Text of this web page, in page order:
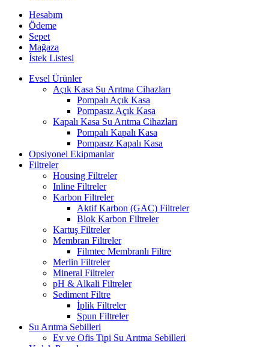
Hesabım
Ödeme
Sepet
Mağaza
İstek Listesi
Evsel Ürünler
Açık Kasa Su Arıtma Cihazları
Pompalı Açık Kasa
Pompasız Açık Kasa
Kapalı Kasa Su Arıtma Cihazları
Pompalı Kapalı Kasa
Pompasız Kapalı Kasa
Opsiyonel Ekipmanlar
Filtreler
Housing Filtreler
Inline Filtreler
Karbon Filtreler
Aktif Karbon (GAC) Filtreler
Blok Karbon Filtreler
Kartuş Filtreler
Membran Filtreler
Filmtec Membranlı Filtre
Merlin Filtreler
Mineral Filtreler
pH & Alkali Filtreler
Sediment Filtre
İplik Filtreler
Spun Filtreler
Su Arıtma Sebilleri
Ev ve Ofis Tipi Su Arıtma Sebilleri